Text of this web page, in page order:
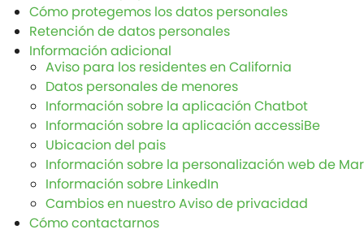
Cómo protegemos los datos personales
Retención de datos personales
Información adicional
Aviso para los residentes en California
Datos personales de menores
Información sobre la aplicación Chatbot
Información sobre la aplicación accessiBe
Ubicacion del pais
Información sobre la personalización web de
Información sobre LinkedIn
Cambios en nuestro Aviso de privacidad
Cómo contactarnos